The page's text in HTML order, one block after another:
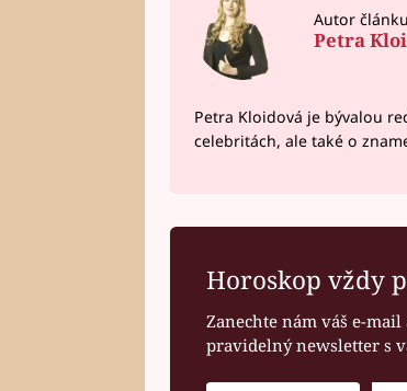
Autor článku
Petra
Petra Kloidová je bývalou
celebritách, ale také o
Horoskop vždy
Zanechte nám váš e-
pravidelný newsletter s